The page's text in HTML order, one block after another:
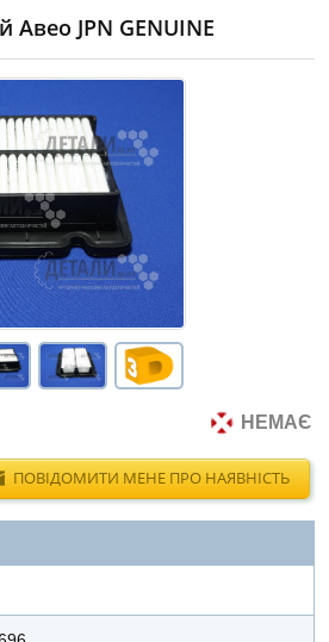
Авео JPN GENUINE
НЕМАЄ
ПОВІДОМИТИ МЕНЕ ПРО НАЯВНІСТЬ